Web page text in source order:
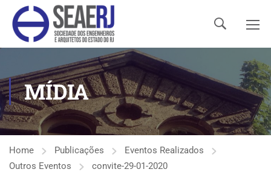
MÍDIA
Home Publicações
Eventos Realizados
Outros Eventos
convite-29-01-2020